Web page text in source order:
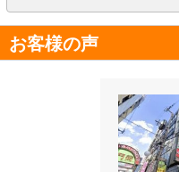
お客様の声